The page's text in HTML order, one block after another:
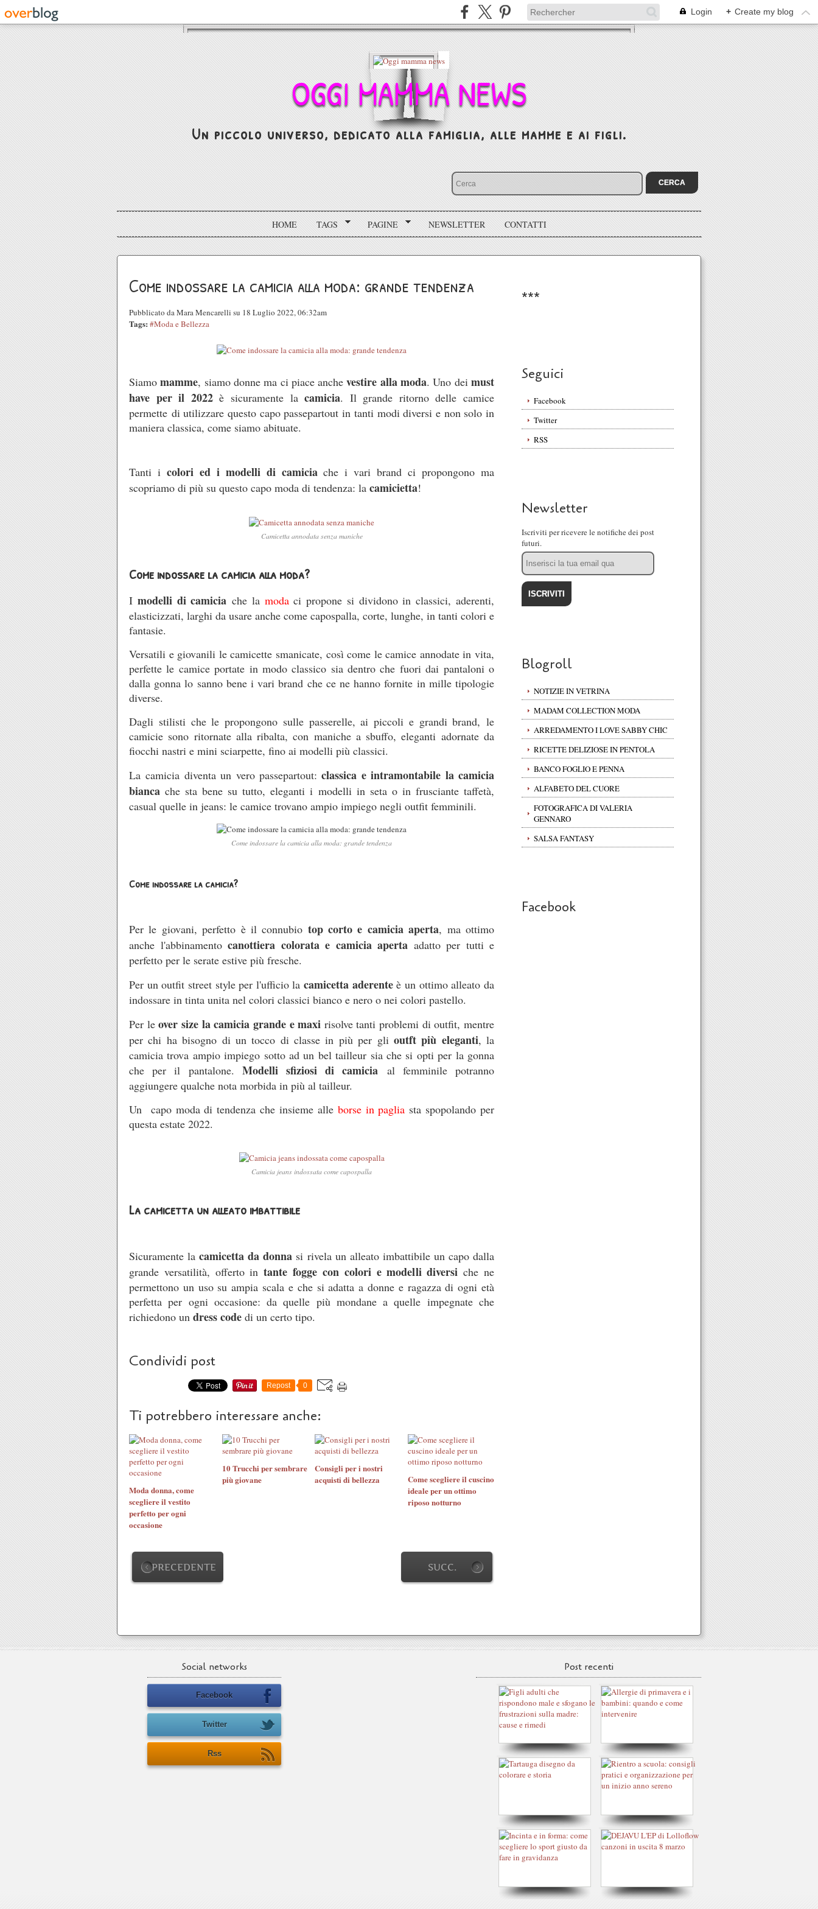
Login + Create my blog
OGGI MAMMA NEWS
Un piccolo universo, dedicato alla famiglia, alle mamme e ai figli.
HOME TAGS PAGINE NEWSLETTER CONTATTI
Come indossare la camicia alla moda: grande tendenza
Pubblicato da Mara Mencarelli su 18 Luglio 2022, 06:32am
Tags: #Moda e Bellezza
Siamomamme, siamo donne ma ci piace anche vestire alla moda. Uno deimust
have per il 2022è sicuramente lacamicia. Il grande ritorno delle camice
permette di utilizzare questo capo passepartout in tanti modi diversi e non solo in
maniera classica, come siamo abituate.
Tanti i colori ed i modelli di camiciache i vari brand ci propongono ma
scopriamo di più su questo capo moda di tendenza: la camicietta!
Camicetta annodata senza maniche
Come indossare la camicia alla moda?
I modelli di camicia che la modaci propone si dividono in classici, aderenti,
elasticizzati, larghi da usare anche come capospalla, corte, lunghe, in tanti colori e
fantasie.
Versatili e giovanili le camicette smanicate, così come le camice annodate in vita,
perfette le camice portate in modo classico sia dentro che fuori dai pantaloni o
dalla gonna lo sanno bene i vari brand che ce ne hanno fornite in mille tipologie
diverse.
Dagli stilisti che le propongono sulle passerelle, ai piccoli e grandi brand, le
camicie sono ritornate alla ribalta, con maniche a sbuffo, eleganti adornate da
fiocchi nastri e mini sciarpette, fino ai modelli più classici.
La camicia diventa un vero passepartout:classica e intramontabile la camicia
bianca che sta bene su tutto, eleganti i modelli in seta o in frusciante taffetà,
casual quelle in jeans: le camice trovano ampio impiego negli outfit femminili.
Come indossare la camicia alla moda: grande tendenza
Come indossare la camicia?
Per le giovani, perfetto è il connubio top corto e camicia aperta, ma ottimo
anche l'abbinamento canottiera colorata e camicia aperta adatto per tutti e
perfetto per le serate estive più fresche.
Per un outfit street style per l'ufficio lacamicetta aderenteè un ottimo alleato da
indossare in tinta unita nel colori classici bianco e nero o nei colori pastello.
Per leover size la camicia grande e maxi risolve tanti problemi di outfit, mentre
per chi ha bisogno di un tocco di classe in più per gli outft più eleganti, la
camicia trova ampio impiego sotto ad un bel tailleur sia che si opti per la gonna
che per il pantalone. Modelli sfiziosi di camicia al femminile potranno
aggiungere qualche nota morbida in più al tailleur.
Un capo moda di tendenza che insieme alle borse in paglia sta spopolando per
questa estate 2022.
Camicia jeans indossata come capospalla
La camicetta un alleato imbattibile
Sicuramente lacamicetta da donna si rivela un alleato imbattibile un capo dalla
grande versatilità, offerto in tante fogge con colori e modelli diversi che ne
permettono un uso su ampia scala e che si adatta a donne e ragazza di ogni età
perfetta per ogni occasione: da quelle più mondane a quelle impegnate che
richiedono un dress code di un certo tipo.
Condividi post
Repost 0
Ti potrebbero interessare anche:
Moda donna, come
scegliere il vestito
perfetto per ogni
occasione
10 Trucchi per sembrare
più giovane
Consigli per i nostri
acquisti di bellezza
Come scegliere il cuscino
ideale per un ottimo
riposo notturno
PRECEDENTE SUCC.
***
Seguici
Facebook
Twitter
RSS
Newsletter
Iscriviti per ricevere le notifiche dei post
futuri.
Email
Blogroll
NOTIZIE IN VETRINA
MADAM COLLECTION MODA
ARREDAMENTO I LOVE SABBY CHIC
RICETTE DELIZIOSE IN PENTOLA
BANCO FOGLIO E PENNA
ALFABETO DEL CUORE
FOTOGRAFICA DI VALERIA
GENNARO
SALSA FANTASY
Facebook
Social networks
Facebook
Twitter
Rss
Post recenti